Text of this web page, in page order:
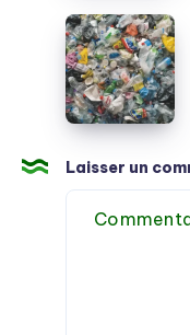
industriel
majeur
guide
complet
et
alternatives
écologiques
Recyclage
pot
de
yaourt
Guide
complet
Laisser un